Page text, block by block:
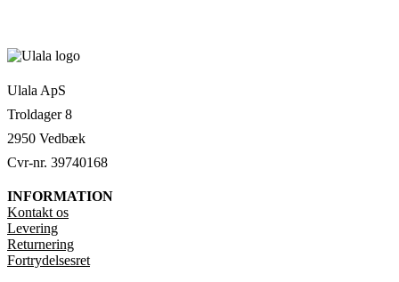
Ulala ApS
Troldager 8
2950 Vedbæk
Cvr-nr. 39740168
INFORMATION
Kontakt os
Levering
Returnering
Fortrydelsesret